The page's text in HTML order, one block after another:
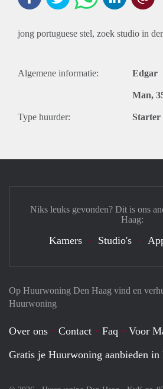
jong portuguese stel, zoek studio in
Algemene informatie: Edgar
Man,
Type huurder: Starter
Op Huurwoning Den Haag vind en
Huurwoning
Over ons Contact Faq
Voor
Gratis je Huurwoning aanbieden in
Niks leuks gevonden? Dit is ons
Haag:
Kamers Studio's